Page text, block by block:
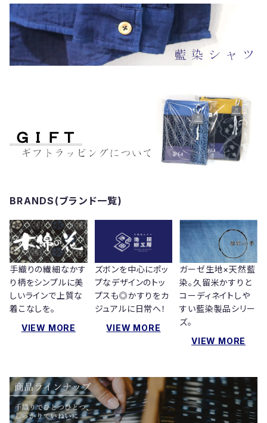
BRANDS(ブランド一覧)
手織りの繊細なかす
り柄をシンプルに美
しいラインで上質な
着こなしを。
VIEW MORE
ズボンを中心にポッ
プなデザインのトッ
プスも◎かすりをカ
ジュアルに日常へ！
VIEW MORE
ガーゼ生地×天然藍
染。久留米かすりと
コーディネイトしや
すい藍染製品シリー
ズ。
VIEW MORE